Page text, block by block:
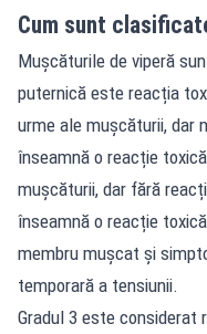
Cum sunt
Mușcăturile de viperă
puternică este reacția
urme ale mușcăturii, dar
înseamnă o reacție
mușcăturii, dar fără
înseamnă o reacție
membru mușcat și
temporară a tensiunii.
Gradul 3 este